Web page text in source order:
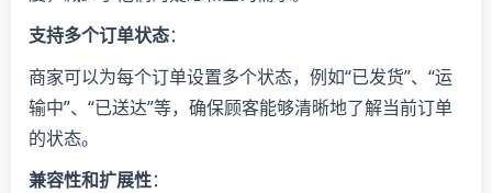
支持多个订单状态：
商家可以为每个订单设置多个状态，例如“已发货”、“运
输中”、“已送达”等，确保顾客能够清晰地了解当前订单
的状态。
兼容性和扩展性：